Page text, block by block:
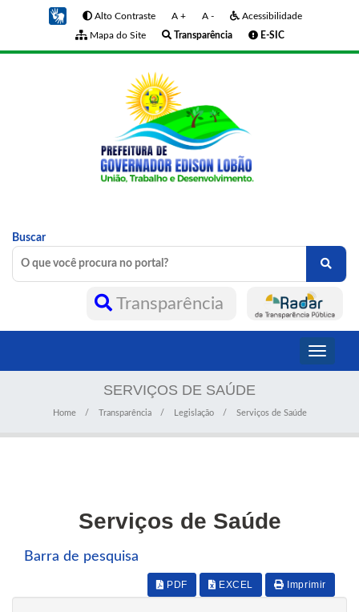
Alto Contraste A + A -
Acessibilidade
Mapa do Site
Transparência E-SIC
Buscar
Transparência
Toggle
SERVIÇOS DE SAÚDE
Home Transparência Legislação Serviços de Saúde
Serviços de Saúde
Barra de pesquisa
PDF EXCEL Imprimir